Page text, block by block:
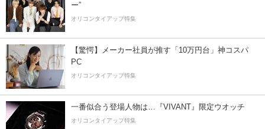
ー”
オリコンタイアップ特集
【驚愕】メーカー社員が推す「10万円台」神コスパ
PC
オリコンタイアップ特集
一番似合う登場人物は…『VIVANT』限定ウオッチ
オリコンタイアップ特集